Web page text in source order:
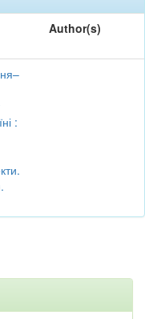
Author(s)
: